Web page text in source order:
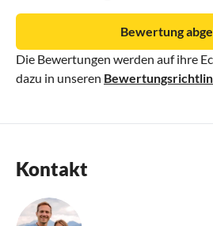
Die Bewertungen werden auf ihre
dazu in unseren
Bewertung
Kontakt